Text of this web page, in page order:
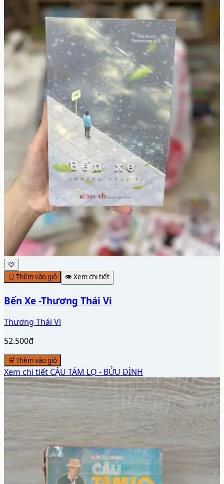
♡
🛒 Thêm vào giỏ
👁️ Xem chi tiết
1001 Đêm..
Nhiều tác giả
84.000đ
🛒 Thêm vào giỏ
Xem chi tiết Bến Xe -Thương Thái Vi
🛒 Thêm vào giỏ
👁️ Xem chi tiết